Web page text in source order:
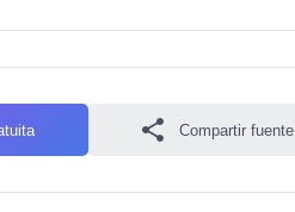
Compartir fuente